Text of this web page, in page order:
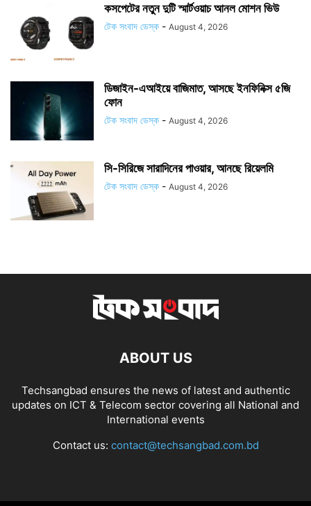
কসপেটের নতুন দুটি স্মার্টওয়াচ আনল মোশন ভিউ
টেক সংবাদ ডেস্ক - August 4, 2026
ডিজাইন-এআইয়ে বাজিমাত, আসছে ইনফিনিক্স ৫জি
ফোন
টেক সংবাদ ডেস্ক - August 4, 2026
সি-সিরিজে সারাদিনের পাওয়ার, আনছে রিয়েলমি
টেক সংবাদ ডেস্ক - August 4, 2026
ABOUT US
Techsangbad ensures the news of latest and authentic
updates on ICT & Telecom sector covering all National and
International events
Contact us: contact@techsangbad.com.bd